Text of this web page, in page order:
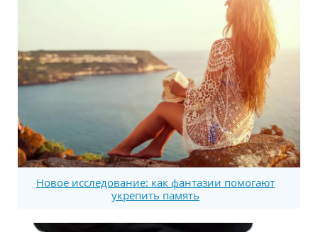
Новое исследование: как фантазии помогают
укрепить память